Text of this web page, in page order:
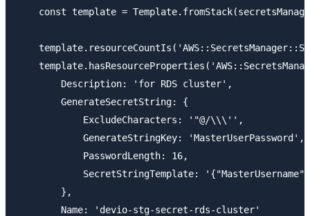
const template =
        Description: 'for RDS cluster',
        GenerateSecretString: {
            ExcludeCharacters: '"@/\\\'',
            GenerateStringKey: 'MasterUserPassword',
            PasswordLength: 16,
SecretStringTemplate:
        },
        Name: 'devio-stg-secret-rds-cluster'